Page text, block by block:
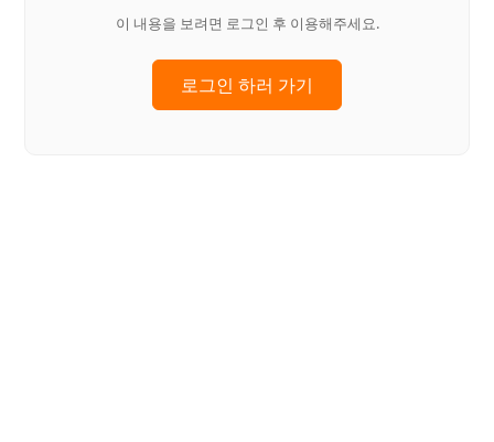
이 내용을 보려면 로그인 후 이용해주세요.
로그인 하러 가기